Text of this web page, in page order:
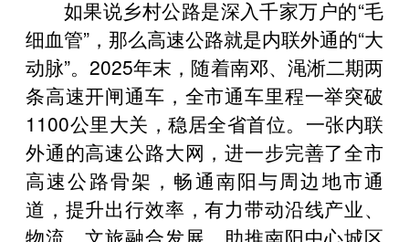
如果说乡村公路是深入千家万户的“毛
细血管”，那么高速公路就是内联外通的“大
动脉”。2025年末，随着南邓、渑淅二期两
条高速开闸通车，全市通车里程一举突破
1100公里大关，稳居全省首位。一张内联
外通的高速公路大网，进一步完善了全市
高速公路骨架，畅通南阳与周边地市通
道，提升出行效率，有力带动沿线产业、
物流、文旅融合发展，助推南阳中心城区